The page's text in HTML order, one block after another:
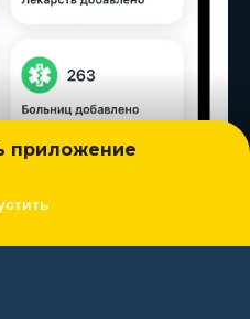
приложение